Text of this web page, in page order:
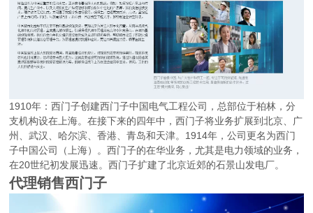
1910年：西门子创建西门子中国电气工程公司，总部位于柏林，分
支机构设在上海。在接下来的四年中，西门子将业务扩展到北京、广
州、武汉、哈尔滨、香港、青岛和天津。1914年，公司更名为西门
子中国公司（上海）。西门子的在华业务，尤其是电力领域的业务，
在20世纪初发展迅速。西门子扩建了北京近郊的石景山发电厂。
代理销售西门子